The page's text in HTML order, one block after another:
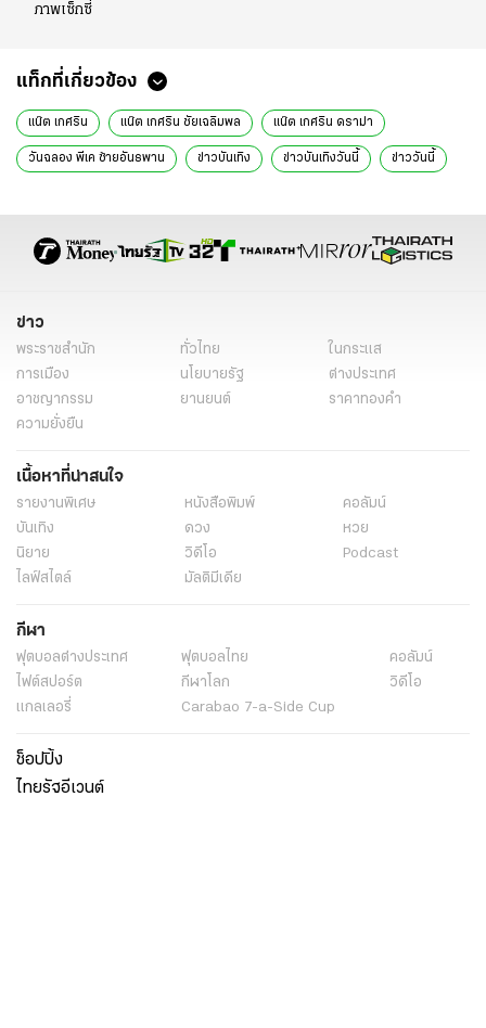
ภาพเซ็กซี่
แท็กที่เกี่ยวข้อง
แน๊ต เกศริน แน๊ต เกศริน ชัยเฉลิมพล แน๊ต เกศริน ดราม่า
วันฉลอง พีเค ซ้ายอันธพาน ข่าวบันเทิง ข่าวบันเทิงวันนี้ ข่าววันนี้
ข่าว
พระราชสำนัก ทั่วไทย
ในกระแส
การเมือง
นโยบายรัฐ
ต่างประเทศ
อาชญากรรม
ยานยนต์
ราคาทองคำ
ความยั่งยืน
เนื้อหาที่น่าสนใจ
รายงานพิเศษ หนังสือพิมพ์
คอลัมน์
บันเทิง
ดวง
หวย
นิยาย
วิดีโอ
Podcast
ไลฟ์สไตล์
มัลติมีเดีย
กีฬา
ฟุตบอลต่่างประเทศ ฟุตบอลไทย
คอลัมน์
ไฟต์สปอร์ต
กีฬาโลก
วิดีโอ
แกลเลอรี่
Carabao 7-a-Side Cup
ช็อปปิ้ง
ไทยรัฐอีเวนต์